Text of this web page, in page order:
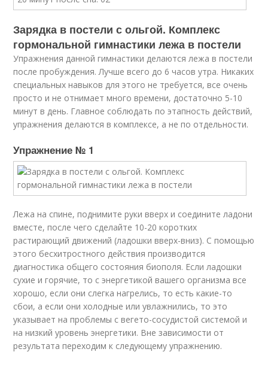
Зарядка в постели с ольгой. Комплекс
гормональной гимнастики лежа в постели
Упражнения данной гимнастики делаются лежа в постели
после пробуждения. Лучше всего до 6 часов утра. Никаких
специальных навыков для этого не требуется, все очень
просто и не отнимает много времени, достаточно 5-10
минут в день. Главное соблюдать по этапность действий,
упражнения делаются в комплексе, а не по отдельности.
Упражнение № 1
Лежа на спине, поднимите руки вверх и соедините ладони
вместе, после чего сделайте 10-20 коротких
растирающий движений (ладошки вверх-вниз). С помощью
этого бесхитростного действия производится
диагностика общего состояния биополя. Если ладошки
сухие и горячие, то с энергетикой вашего организма все
хорошо, если они слегка нагрелись, то есть какие-то
сбои, а если они холодные или увлажнились, то это
указывает на проблемы с вегето-сосудистой системой и
на низкий уровень энергетики. Вне зависимости от
результата переходим к следующему упражнению.